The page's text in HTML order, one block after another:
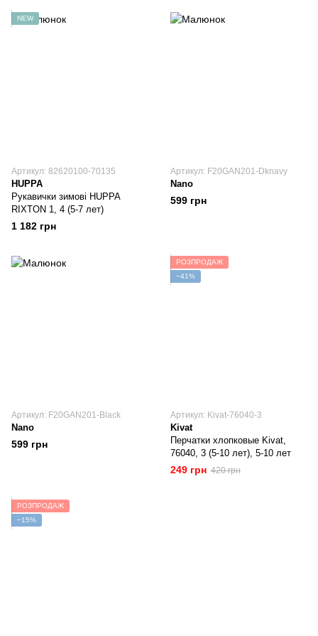
NEW
Артикул: 82620100-70135
HUPPA
Рукавички зимові HUPPA
RIXTON 1, 4 (5-7 лет)
1 182 грн
Артикул: F20GAN201-Dknavy
Nano
599 грн
Артикул: F20GAN201-Black
Nano
599 грн
РОЗПРОДАЖ
−41%
Артикул: Kivat-76040-3
Kivat
Перчатки хлопковые Kivat,
76040, 3 (5-10 лет), 5-10 лет
249 грн 420 грн
РОЗПРОДАЖ
−15%